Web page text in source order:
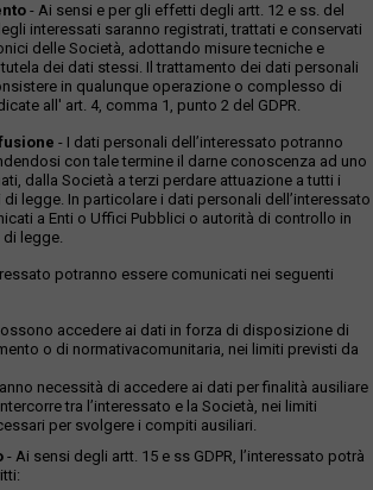
- Ai sensi e per gli effetti degli artt. 12 e ss. del
interessati saranno registrati, trattati e conservati
delle Società, adottando misure tecniche e
dei dati stessi. Il trattamento dei dati personali
in qualunque operazione o complesso di
all' art. 4, comma 1, punto 2 del GDPR.
- I dati personali dell’interessato potranno
con tale termine il darne conoscenza ad uno
dalla Società a terzi perdare attuazione a tutti i
legge. In particolare i dati personali dell’interessato
a Enti o Uffici Pubblici o autorità di controllo in
legge.
potranno essere comunicati nei seguenti
accedere ai dati in forza di disposizione di
o di normativacomunitaria, nei limiti previsti da
necessità di accedere ai dati per finalità ausiliare
tra l’interessato e la Società, nei limiti
per svolgere i compiti ausiliari.
- Ai sensi degli artt. 15 e ss GDPR, l’interessato potrà